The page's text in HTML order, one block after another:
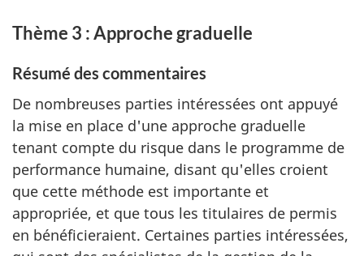
Thème 3 : Approche graduelle
Résumé des commentaires
De nombreuses parties intéressées ont appuyé
la mise en place d'une approche graduelle
tenant compte du risque dans le programme de
performance humaine, disant qu'elles croient
que cette méthode est importante et
appropriée, et que tous les titulaires de permis
en bénéficieraient. Certaines parties intéressées,